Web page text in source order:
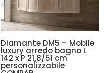
Diamante DM5 – Mobile
luxury arredo bagno L
142 x P 21,8/51 cm
personalizzabile